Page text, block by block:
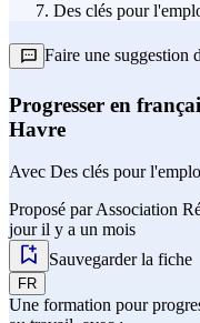
Des clés pour
Faire une suggestion
Progresser en
Havre
Avec Des clés pour
Proposé parAssociation
jour il y a un mois
Sauvegarder la fiche
FR
Une formation pour